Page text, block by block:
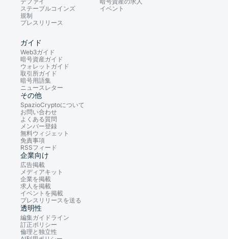
ステーブルコインズ
規制
プレスリリース
イベント
ガイド
Web3ガイド
暗号資産ガイド
ウォレットガイド
取引所ガイド
暗号用語集
ニュースレター
その他
SpazioCryptoについて
お問い合わせ
よくある質問
メンバー登録
無料ウィジェット
免責事項
RSSフィード
企業向け
広告掲載
メディアキット
企業を掲載
求人を掲載
イベントを掲載
プレスリリースを送る
透明性
編集ガイドライン
訂正ポリシー
倫理と独立性